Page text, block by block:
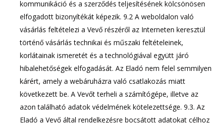
kommunikáció és a szerződés teljesítésének kölcsönösen
elfogadott bizonyítékát képezik. 9.2 A weboldalon való
vásárlás feltételezi a Vevő részéről az Interneten keresztül
történő vásárlás technikai és műszaki feltételeinek,
korlátainak ismeretét és a technológiával együtt járó
hibalehetőségek elfogadását. Az Eladó nem felel semmilyen
kárért, amely a webáruházra való csatlakozás miatt
következett be. A Vevőt terheli a számítógépe, illetve az
azon található adatok védelmének kötelezettsége. 9.3. Az
Eladó a Vevő által rendelkezésre bocsátott adatokat célhoz